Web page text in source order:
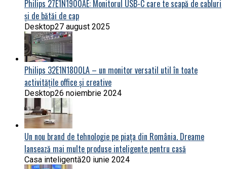
Philips 27E1N1900AE: Monitorul USB-C care te scapă de cabluri
și de bătăi de cap
Desktop27 august 2025
Philips 32E1N1800LA – un monitor versatil util în toate
activitățile office și creative
Desktop26 noiembrie 2024
Un nou brand de tehnologie pe piața din România. Dreame
lansează mai multe produse inteligente pentru casă
Casa inteligentă20 iunie 2024